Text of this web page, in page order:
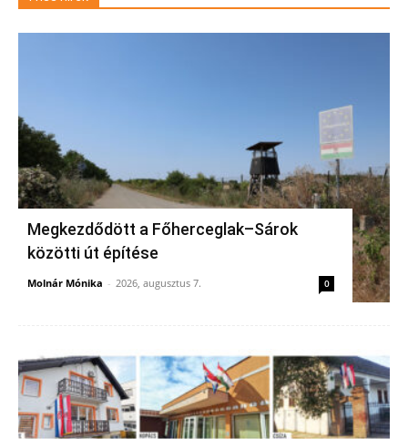
Megkezdődött a Főherceglak–Sárok
közötti út építése
Molnár Mónika - 2026, augusztus 7. 0